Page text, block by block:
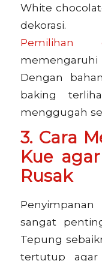
White
dekorasi.
Dengan
baking
menggugah
3. Cara
Kue
Rusak
sangat
Tepung
tertutup